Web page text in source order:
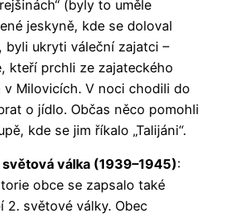
(byly to uměle
jeskyně, kde se doloval
byli ukryti váleční zajatci –
kteří prchli ze zajateckého
v Milovicích. V noci chodili do
o jídlo. Občas něco pomohli
kde se jim říkalo „Talijáni“.
světová válka (1939–1945):
obce se zapsalo také
2. světové války. Obec